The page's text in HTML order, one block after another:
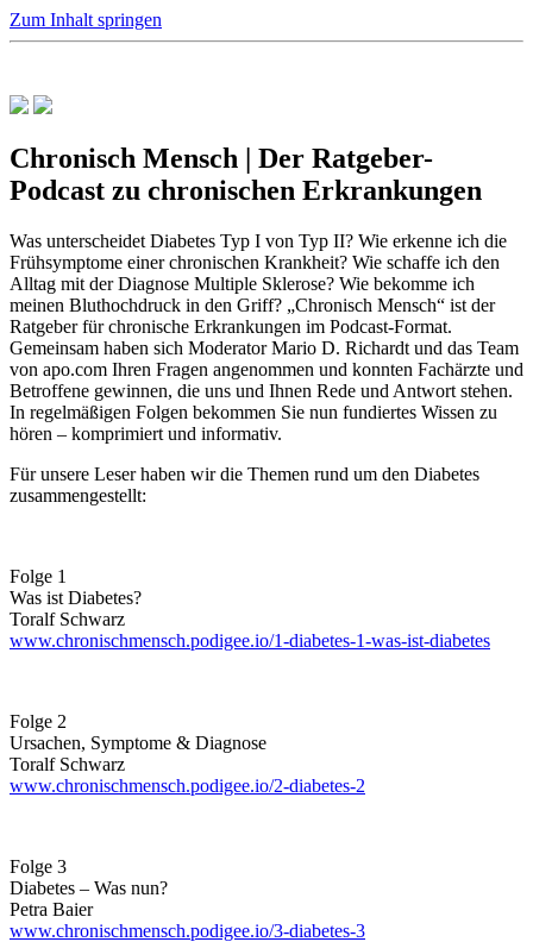
Zum Inhalt springen
Chronisch Mensch | Der Ratgeber-
Podcast zu chronischen Erkrankungen
Was unterscheidet Diabetes Typ I von Typ II? Wie erkenne ich die
Frühsymptome einer chronischen Krankheit? Wie schaffe ich den
Alltag mit der Diagnose Multiple Sklerose? Wie bekomme ich
meinen Bluthochdruck in den Griff? „Chronisch Mensch“ ist der
Ratgeber für chronische Erkrankungen im Podcast-Format.
Gemeinsam haben sich Moderator Mario D. Richardt und das Team
von apo.com Ihren Fragen angenommen und konnten Fachärzte und
Betroffene gewinnen, die uns und Ihnen Rede und Antwort stehen.
In regelmäßigen Folgen bekommen Sie nun fundiertes Wissen zu
hören – komprimiert und informativ.
Für unsere Leser haben wir die Themen rund um den Diabetes
zusammengestellt:
Folge 1
Was ist Diabetes?
Toralf Schwarz
www.chronischmensch.podigee.io/1-diabetes-1-was-ist-diabetes
Folge 2
Ursachen, Symptome & Diagnose
Toralf Schwarz
www.chronischmensch.podigee.io/2-diabetes-2
Folge 3
Diabetes – Was nun?
Petra Baier
www.chronischmensch.podigee.io/3-diabetes-3